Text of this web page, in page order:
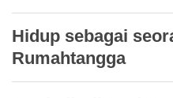
Hidup sebagai
Rumahtangga